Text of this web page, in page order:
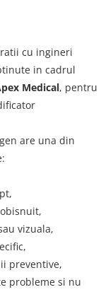
cu ingineri
in cadrul
Medical, pentru
are una din
vizuala,
preventive,
probleme si nu